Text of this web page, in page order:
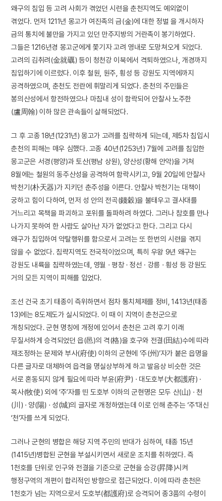
왜구의 침입 등 고려 사회가 겪었던 시련을 춘천지역도 예외없이
겪었다. 먼저 1211년 몽고가 여진족의 금(金)에 대한 정벌 을 개시하자
금의 통치에 불만을 가지고 있던 만주지방의 거란족이 봉기하였다.
그들은 1216년경 몽고군에게 쫓기자 고려 영내로 도망쳐오게 되었다.
고려의 김취려(金就礪) 등이 청천강 이북에서 격퇴하였으나, 개경까지
침입하기에 이르렀다. 이후 철원, 원주, 횡성 등 강원도 지역에까지
공격하였으며, 춘천도 전란에 휘말리게 되었다. 춘천의 주민들은
봉의산성에서 항전하였으나 마침내 성이 함락되어 안찰사 노주한
(盧周翰) 이하 많은 관속들이 살해되었다.
그 후 고종 18년(1231년) 몽고가 고려를 침략하게 되는데, 제5차 침입시
춘천의 피해는 매우 심했다. 고종 40년(1253년) 7월에 고려를 침입한
몽고군은 서경(평양)과 토산(평남 상원), 양산성(황해 안악)을 거쳐
8월에는 철원의 동주산성을 공격하여 함락시키고, 9월 20일에 안찰사
박천기(朴天器)가 지키던 춘주성을 이른다. 안찰사 박천기는 대책이
궁하고 힘이 다하여, 먼저 성 안의 전곡(錢穀)을 불태우고 결사대를
거느리고 목책을 파괴하고 포위를 돌파하려 하였다. 그러나 참호를 만나
나가지 못하여 한 사람도 살아난 자가 없었다고 한다. 그리고 다시
왜구가 침입하여 약탈행위를 함으로서 고려는 또 한번의 시련을 겪지
않을 수 없었다. 침략지역도 전국적이었으며, 특히 우왕 9년 왜구는
강원도 내륙을 침략하였는데, 영월 · 평창 · 정선 · 강릉 · 횡성 등 강원도
거의 모든 지역이 피해를 입었다.
조선 건국 초기 태종이 즉위하면서 점차 통치체제를 정비, 1413년(태종
13)에는 8도제도가 실시되었다. 이 때 이 지역이 춘천군으로
개칭되었다. 군현 명칭에 개정에 있어서 춘천은 고려 후기 이래
무질서하게 승격되었던 읍(邑)의 격(格)을 호구와 전결(田結)수에 따라
재조정하는 문제와 부사(府使) 이하의 군현에 ‘주(州)’자가 붙은 읍명을
다른 글자로 대체하여 읍격을 명실상부하게 하고 발음상 비슷한 것은
서로 혼동되지 않게 필요에 따라 부윤(府尹) · 대도호부(大都護府) ·
목사(牧使) 외에 ‘주’자를 띤 도호부 이하의 군현명은 모두 산(山) · 천
(川) · 양(陽) · 성(城)의 글자로 개정하였는데 이로 인해 춘주는 ‘주’대신
‘천’자를 쓰게 되었다.
그러나 군현의 병합은 해당 지역 주민의 반대가 심하여, 태종 15년
(1415년)병합된 군현을 부설시키면서 새로운 조치를 취하였다. 즉
1천호를 단위로 인구와 전결을 기준으로 군현을 승강(昇降)시켜
행정구역의 개편이 합리적인 방향으로 접근되었다. 이에 따라 춘천은
1천호가 넘는 지역으로서 도호부(都護府)로 승격되어 종3품의 수령이